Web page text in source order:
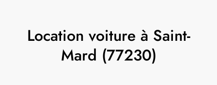
Location voiture à Saint-
Mard (77230)